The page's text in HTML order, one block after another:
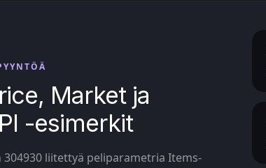
Market ja
-esimerkit
304930 liitettyä peliparametria Items-